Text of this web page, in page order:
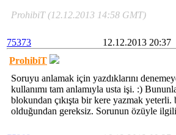
ProhibiT (12.12.2013 14:58 GMT)
75373
12.12.2013 20:37
ProhibiT
Soruyu anlamak için yazdıklarını
kullanımı tam anlamıyla usta işi. :)
blokundan çıkışta bir kere yazmak
olduğundan gereksiz. Sorunun özüyle